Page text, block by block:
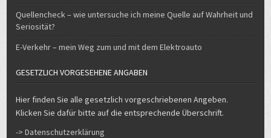
Quellencheck – wie untersuche ich meine Quelle auf Wahrheit und
Seriosität?
E-Verkehr – mein Weg zum und mit dem Elektroauto
GESETZLICH VORGESEHENE ANGABEN
Hier finden Sie alle gesetzlich vorgeschriebenen Angeben.
Klicken Sie dafür bitte auf die entsprechende Überschrift.
-> Datenschutzerklärung